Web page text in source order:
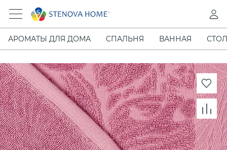
АРОМАТЫ ДЛЯ ДОМА СПАЛЬНЯ ВАННАЯ